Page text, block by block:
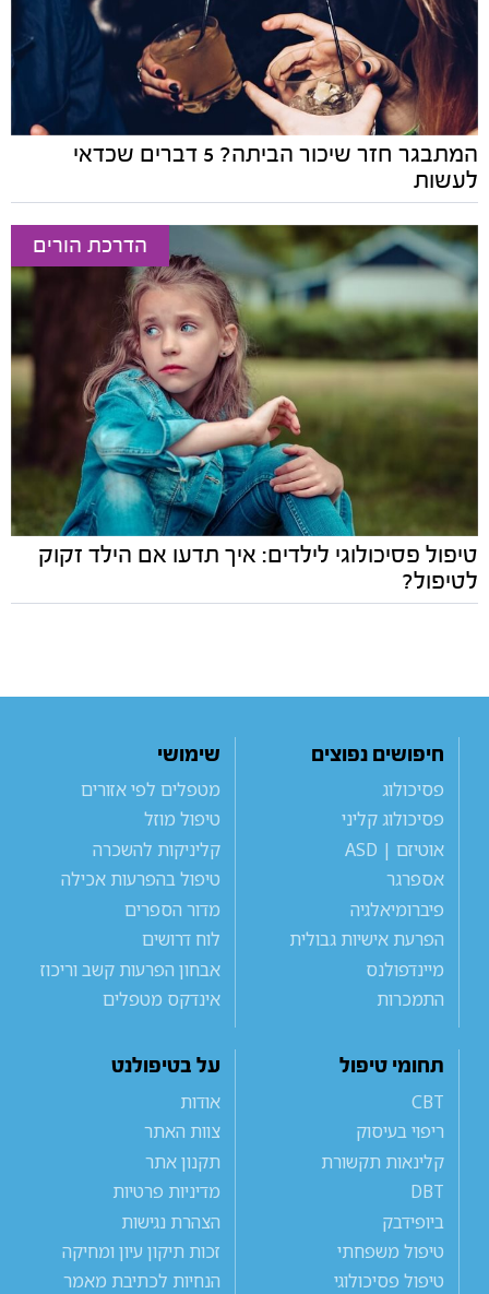
המתבגר חזר שיכור הביתה? 5 דברים שכדאי
לעשות
הדרכת הורים
טיפול פסיכולוגי לילדים: איך תדעו אם הילד זקוק
לטיפול?
חיפושים נפוצים
פסיכולוג
פסיכולוג קליני
אוטיזם | ASD
אספרגר
פיברומיאלגיה
הפרעת אישיות גבולית
מיינדפולנס
התמכרות
שימושי
מטפלים לפי אזורים
טיפול מוזל
קליניקות להשכרה
טיפול בהפרעות אכילה
מדור הספרים
לוח דרושים
אבחון הפרעות קשב וריכוז
אינדקס מטפלים
תחומי טיפול
CBT
ריפוי בעיסוק
קלינאות תקשורת
DBT
ביופידבק
טיפול משפחתי
טיפול פסיכולוגי
על בטיפולנט
אודות
צוות האתר
תקנון אתר
מדיניות פרטיות
הצהרת נגישות
זכות תיקון עיון ומחיקה
הנחיות לכתיבת מאמר